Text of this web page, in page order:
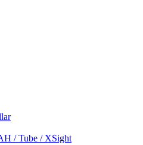
/ Tube / XSight